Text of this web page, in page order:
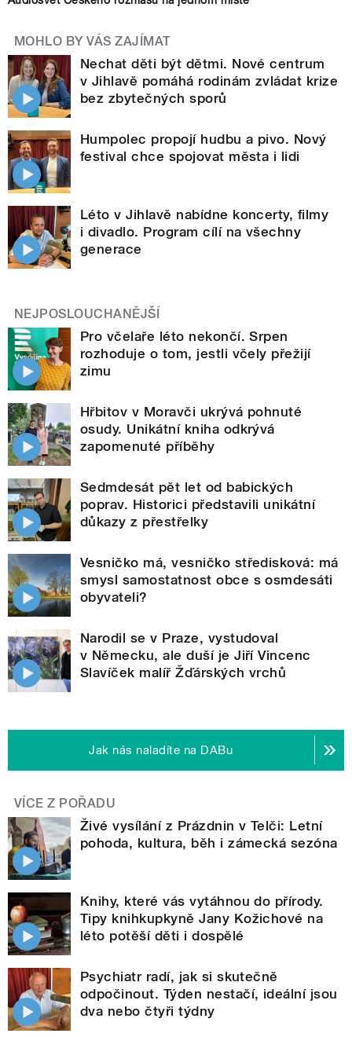
MOHLO BY VÁS ZAJÍMAT
Nechat děti být dětmi. Nové centrum
v Jihlavě pomáhá rodinám zvládat krize
bez zbytečných sporů
Humpolec propojí hudbu a pivo. Nový
festival chce spojovat města i lidi
Léto v Jihlavě nabídne koncerty, filmy
i divadlo. Program cílí na všechny
generace
NEJPOSLOUCHANĚJŠÍ
Pro včelaře léto nekončí. Srpen
rozhoduje o tom, jestli včely přežijí
zimu
Hřbitov v Moravči ukrývá pohnuté
osudy. Unikátní kniha odkrývá
zapomenuté příběhy
Sedmdesát pět let od babických
poprav. Historici představili unikátní
důkazy z přestřelky
Vesničko má, vesničko středisková: má
smysl samostatnost obce s osmdesáti
obyvateli?
Narodil se v Praze, vystudoval
v Německu, ale duší je Jiří Vincenc
Slavíček malíř Žďárských vrchů
Jak nás naladíte na DABu
VÍCE Z POŘADU
Živé vysílání z Prázdnin v Telči: Letní
pohoda, kultura, běh i zámecká sezóna
Knihy, které vás vytáhnou do přírody.
Tipy knihkupkyně Jany Kožichové na
léto potěší děti i dospělé
Psychiatr radí, jak si skutečně
odpočinout. Týden nestačí, ideální jsou
dva nebo čtyři týdny